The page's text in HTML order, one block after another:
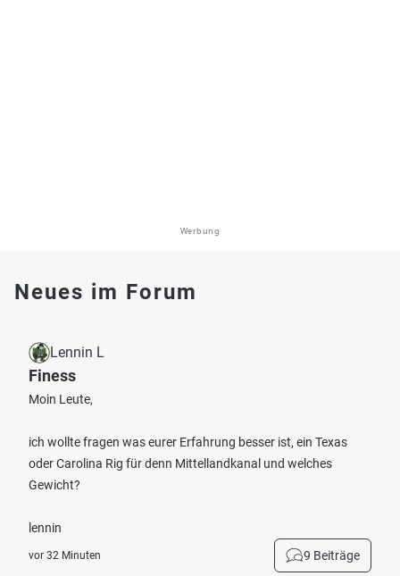
Werbung
Neues im Forum
Lennin L
Finess
Moin Leute,
ich wollte fragen was eurer Erfahrung besser ist, ein Texas
oder Carolina Rig für denn Mittellandkanal und welches
Gewicht?
lennin
vor 32 Minuten 9 Beiträge